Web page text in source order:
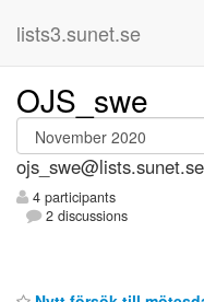
lists3.sunet.se
OJS_swe
ojs_swe@lists.sunet.se
4 participants
2 discussions